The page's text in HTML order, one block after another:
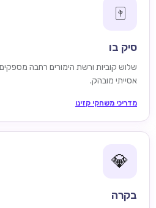
🀄
סיק בו
שלוש קוביות ורשת הימורים רחבה
אסייתי מובהק.
מדריכי משחקי קזינו
💎
בקרה